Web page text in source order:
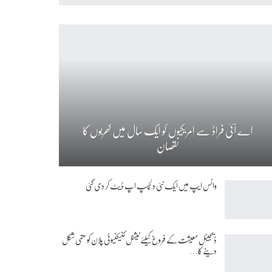
اے آئی فراڈ سے امریکیوں کو ایک سال میں کھربوں کا
نقصان
واٹس ایپ میں ایک نئی دلچسپ اپ ڈیٹ کر دی گئی
ڈیجیٹل معیشت کے فروغ کیلئے نیشنل کنیکٹیوٹی پلان کو حتمی شکل
دینے کا…